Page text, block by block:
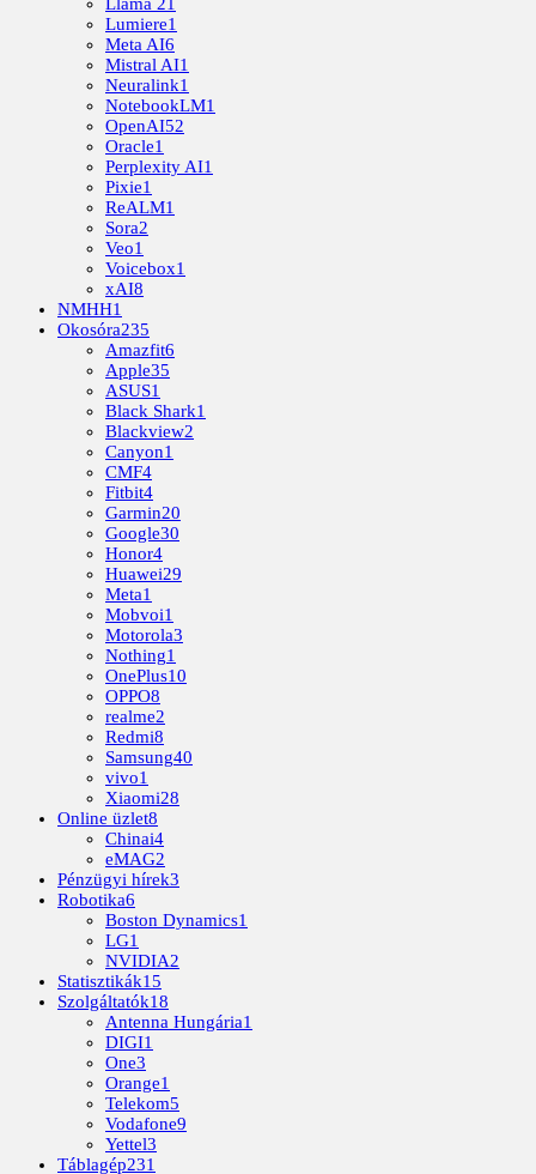
Llama 21
Lumiere1
Meta AI6
Mistral AI1
Neuralink1
NotebookLM1
OpenAI52
Oracle1
Perplexity AI1
Pixie1
ReALM1
Sora2
Veo1
Voicebox1
xAI8
NMHH1
Okosóra235
Amazfit6
Apple35
ASUS1
Black Shark1
Blackview2
Canyon1
CMF4
Fitbit4
Garmin20
Google30
Honor4
Huawei29
Meta1
Mobvoi1
Motorola3
Nothing1
OnePlus10
OPPO8
realme2
Redmi8
Samsung40
vivo1
Xiaomi28
Online üzlet8
Chinai4
eMAG2
Pénzügyi hírek3
Robotika6
Boston Dynamics1
LG1
NVIDIA2
Statisztikák15
Szolgáltatók18
Antenna Hungária1
DIGI1
One3
Orange1
Telekom5
Vodafone9
Yettel3
Táblagép231